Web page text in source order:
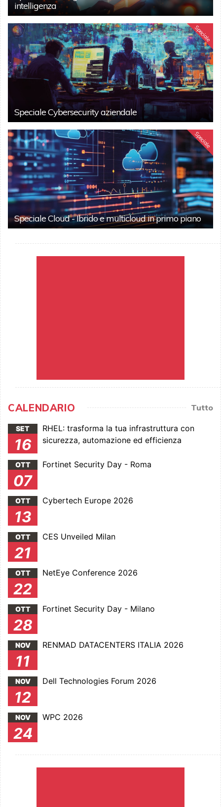
intelligenza
Speciale
Speciale Cybersecurity aziendale
Speciale
Speciale Cloud - Ibrido e multicloud in primo piano
CALENDARIO Tutto
SET
16
RHEL: trasforma la tua infrastruttura con
sicurezza, automazione ed efficienza
OTT
07
Fortinet Security Day - Roma
OTT
13
Cybertech Europe 2026
OTT
21
CES Unveiled Milan
OTT
22
NetEye Conference 2026
OTT
28
Fortinet Security Day - Milano
NOV
11
RENMAD DATACENTERS ITALIA 2026
NOV
12
Dell Technologies Forum 2026
NOV
24
WPC 2026